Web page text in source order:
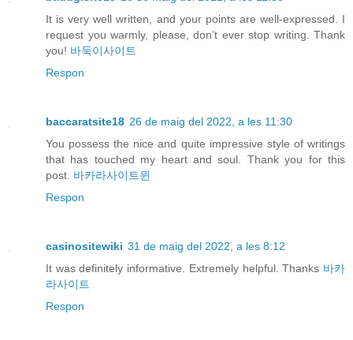
It is very well written, and your points are well-expressed. I
request you warmly, please, don’t ever stop writing. Thank
you! 바둑이사이트
Respon
baccaratsite18 26 de maig del 2022, a les 11:30
You possess the nice and quite impressive style of writings
that has touched my heart and soul. Thank you for this
post. 바카라사이트윈
Respon
casinositewiki 31 de maig del 2022, a les 8:12
It was definitely informative. Extremely helpful. Thanks 바카
라사이트
Respon